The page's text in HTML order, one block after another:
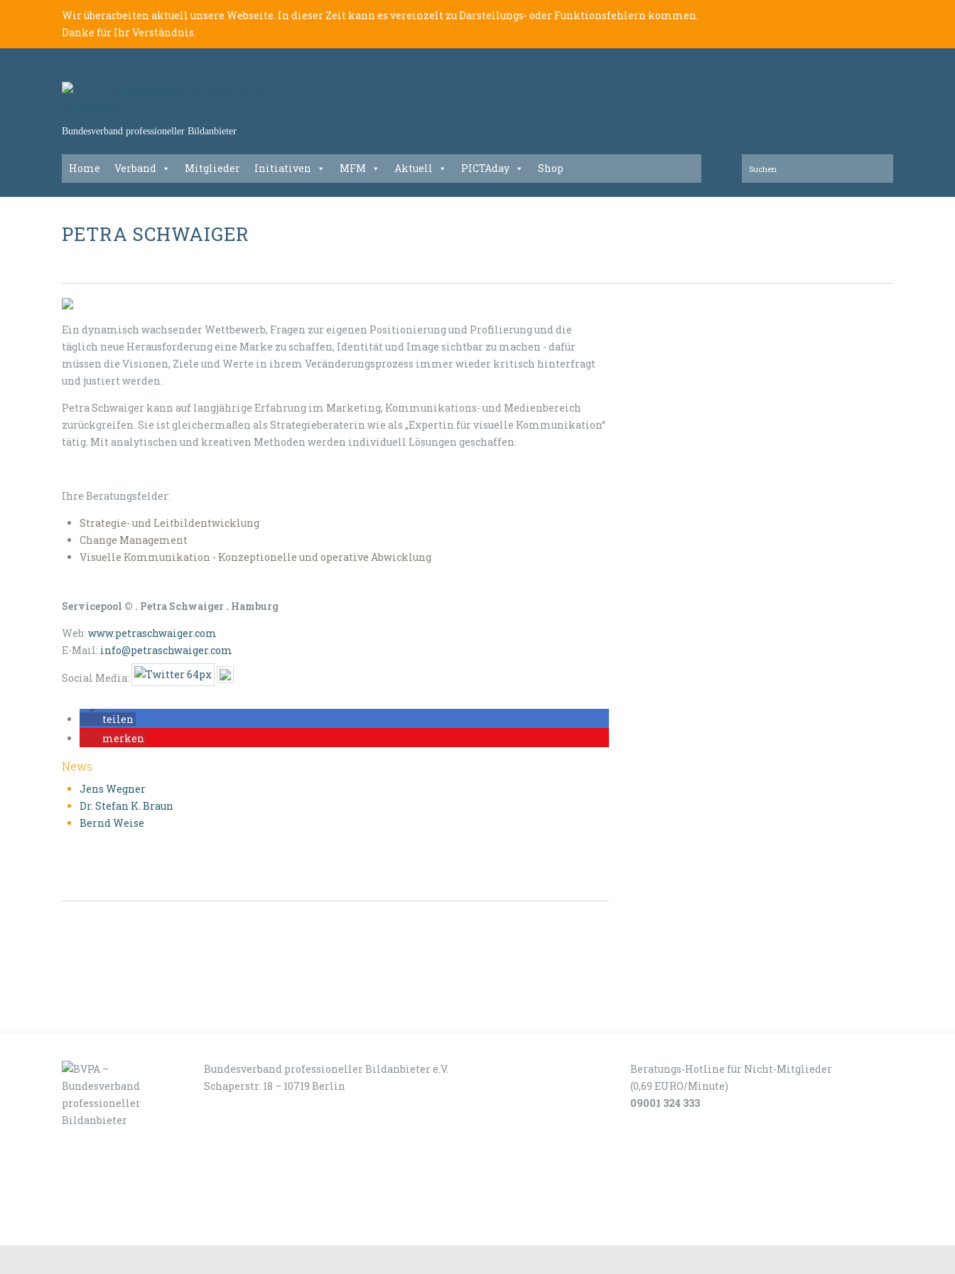
Wir überarbeiten aktuell unsere Webseite. In dieser Zeit kann es vereinzelt zu Darstellungs- oder Funktionsfehlern kommen.
Danke für Ihr Verständnis.
Bundesverband professioneller Bildanbieter
Home Verband Mitglieder Initiativen MFM Aktuell PICTAday Shop
PETRA SCHWAIGER
Ein dynamisch wachsender Wettbewerb, Fragen zur eigenen Positionierung und Profilierung und die
täglich neue Herausforderung eine Marke zu schaffen, Identität und Image sichtbar zu machen - dafür
müssen die Visionen, Ziele und Werte in ihrem Veränderungsprozess immer wieder kritisch hinterfragt
und justiert werden.
Petra Schwaiger kann auf langjährige Erfahrung im Marketing, Kommunikations- und Medienbereich
zurückgreifen. Sie ist gleichermaßen als Strategieberaterin wie als „Expertin für visuelle Kommunikation“
tätig. Mit analytischen und kreativen Methoden werden individuell Lösungen geschaffen.
Ihre Beratungsfelder:
Strategie- und Leitbildentwicklung
Change Management
Visuelle Kommunikation - Konzeptionelle und operative Abwicklung
Servicepool © . Petra Schwaiger . Hamburg
Web: www.petraschwaiger.com
E-Mail: info@petraschwaiger.com
Social Media:
teilen
merken
News
Jens Wegner
Dr. Stefan K. Braun
Bernd Weise
Bundesverband professioneller Bildanbieter e.V.
Schaperstr. 18 – 10719 Berlin
Beratungs-Hotline für Nicht-Mitglieder
(0,69 EURO/Minute)
09001 324 333